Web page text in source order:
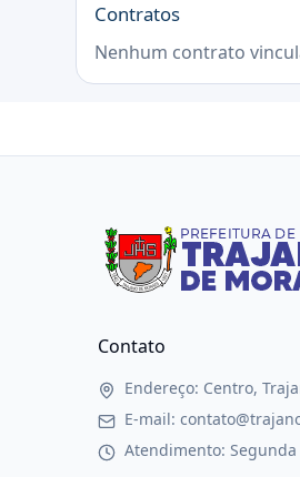
Contratos
Nenhum contrato
Contato
Endereço: Centro,
E-mail:
Atendimento: